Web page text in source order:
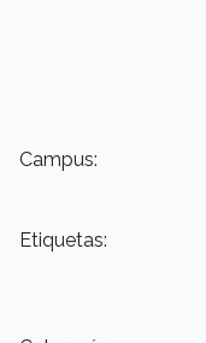
Campus:
Etiquetas: